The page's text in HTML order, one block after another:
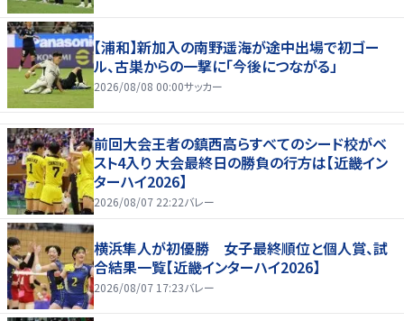
【浦和】新加入の南野遥海が途中出場で初ゴー
ル、古巣からの一撃に「今後につながる」
2026/08/08 00:00サッカー
前回大会王者の鎮西高らすべてのシード校がベ
スト4入り 大会最終日の勝負の行方は【近畿イン
ターハイ2026】
2026/08/07 22:22バレー
横浜隼人が初優勝 女子最終順位と個人賞、試
合結果一覧【近畿インターハイ2026】
2026/08/07 17:23バレー